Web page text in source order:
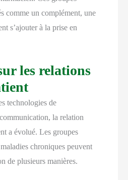
comme un complément, une
s’ajouter à la prise en
les relations
technologies de
la relation
a évolué. Les groupes
chroniques peuvent
de plusieurs manières.